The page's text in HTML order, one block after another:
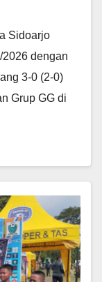
Sidoarjo
dengan
3-0 (2-0)
Grup GG di